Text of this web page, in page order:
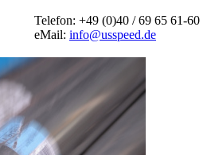
Telefon: +49 (0)40 / 69 65 61-60
eMail: info@usspeed.de